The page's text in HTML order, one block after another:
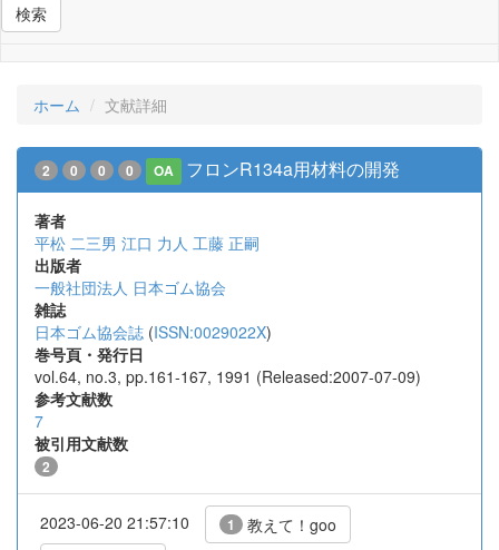
検索
ホーム 文献詳細
2 0 0 0 OA フロンR134a用材料の開発
著者
平松 二三男 江口 力人 工藤 正嗣
出版者
一般社団法人 日本ゴム協会
雑誌
日本ゴム協会誌 (ISSN:0029022X)
巻号頁・発行日
vol.64, no.3, pp.161-167, 1991 (Released:2007-07-09)
参考文献数
7
被引用文献数
2
2023-06-20 21:57:10 1 教えて！goo